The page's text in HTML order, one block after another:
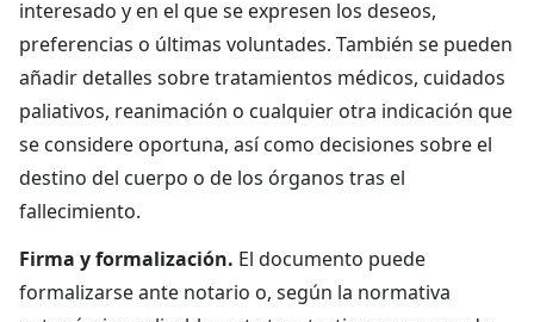
interesado y en el que se expresen los deseos,
preferencias o últimas voluntades. También se pueden
añadir detalles sobre tratamientos médicos, cuidados
paliativos, reanimación o cualquier otra indicación que
se considere oportuna, así como decisiones sobre el
destino del cuerpo o de los órganos tras el
fallecimiento.
Firma y formalización. El documento puede
formalizarse ante notario o, según la normativa